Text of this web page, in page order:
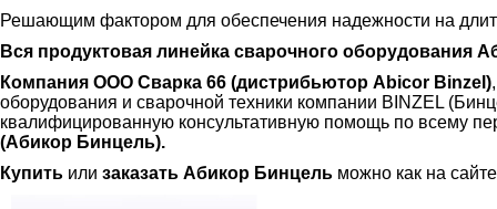
Решающим фактором для обеспечения надежности на
Вся продуктовая линейка сварочного оборудования
Компания ООО Сварка 66 (дистрибьютор Abicor Binzel)
оборудования и сварочной техники компании BINZEL
квалифицированную консультативную помощь по всему
(Абикор Бинцель).
Купить или заказать Абикор Бинцель можно как на